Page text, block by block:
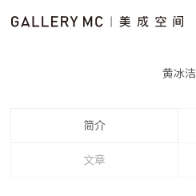
黄冰洁
简介
文章